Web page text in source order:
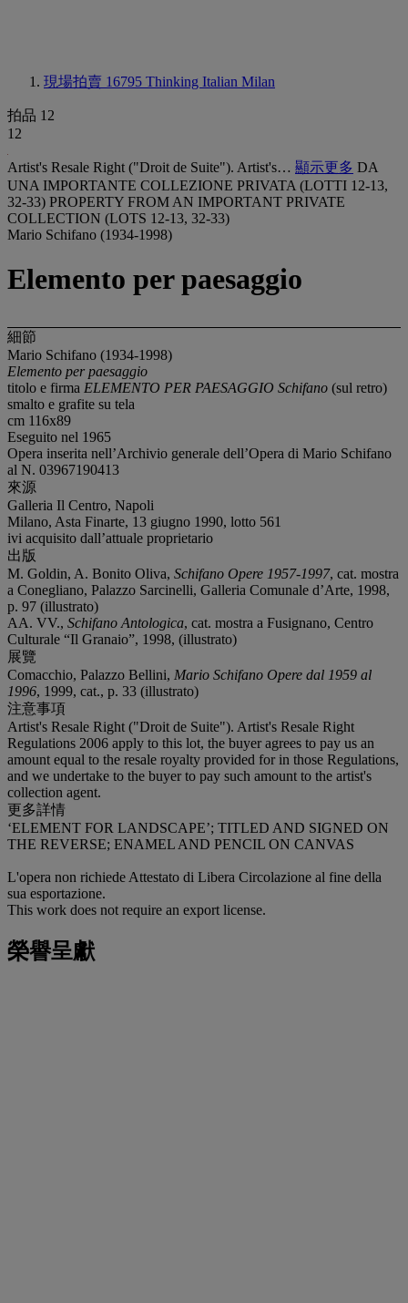
現場拍賣 16795 Thinking Italian Milan
拍品 12
12
Artist's Resale Right ("Droit de Suite"). Artist's… 顯示更多 DA
UNA IMPORTANTE COLLEZIONE PRIVATA (LOTTI 12-13,
32-33) PROPERTY FROM AN IMPORTANT PRIVATE
COLLECTION (LOTS 12-13, 32-33)
Mario Schifano (1934-1998)
Elemento per paesaggio
細節
Mario Schifano (1934-1998)
Elemento per paesaggio
titolo e firma ELEMENTO PER PAESAGGIO Schifano (sul retro)
smalto e grafite su tela
cm 116x89
Eseguito nel 1965
Opera inserita nell’Archivio generale dell’Opera di Mario Schifano
al N. 03967190413
來源
Galleria Il Centro, Napoli
Milano, Asta Finarte, 13 giugno 1990, lotto 561
ivi acquisito dall’attuale proprietario
出版
M. Goldin, A. Bonito Oliva, Schifano Opere 1957-1997, cat. mostra
a Conegliano, Palazzo Sarcinelli, Galleria Comunale d’Arte, 1998,
p. 97 (illustrato)
AA. VV., Schifano Antologica, cat. mostra a Fusignano, Centro
Culturale “Il Granaio”, 1998, (illustrato)
展覽
Comacchio, Palazzo Bellini, Mario Schifano Opere dal 1959 al
1996, 1999, cat., p. 33 (illustrato)
注意事項
Artist's Resale Right ("Droit de Suite"). Artist's Resale Right
Regulations 2006 apply to this lot, the buyer agrees to pay us an
amount equal to the resale royalty provided for in those Regulations,
and we undertake to the buyer to pay such amount to the artist's
collection agent.
更多詳情
‘ELEMENT FOR LANDSCAPE’; TITLED AND SIGNED ON
THE REVERSE; ENAMEL AND PENCIL ON CANVAS
L'opera non richiede Attestato di Libera Circolazione al fine della
sua esportazione.
This work does not require an export license.
榮譽呈獻